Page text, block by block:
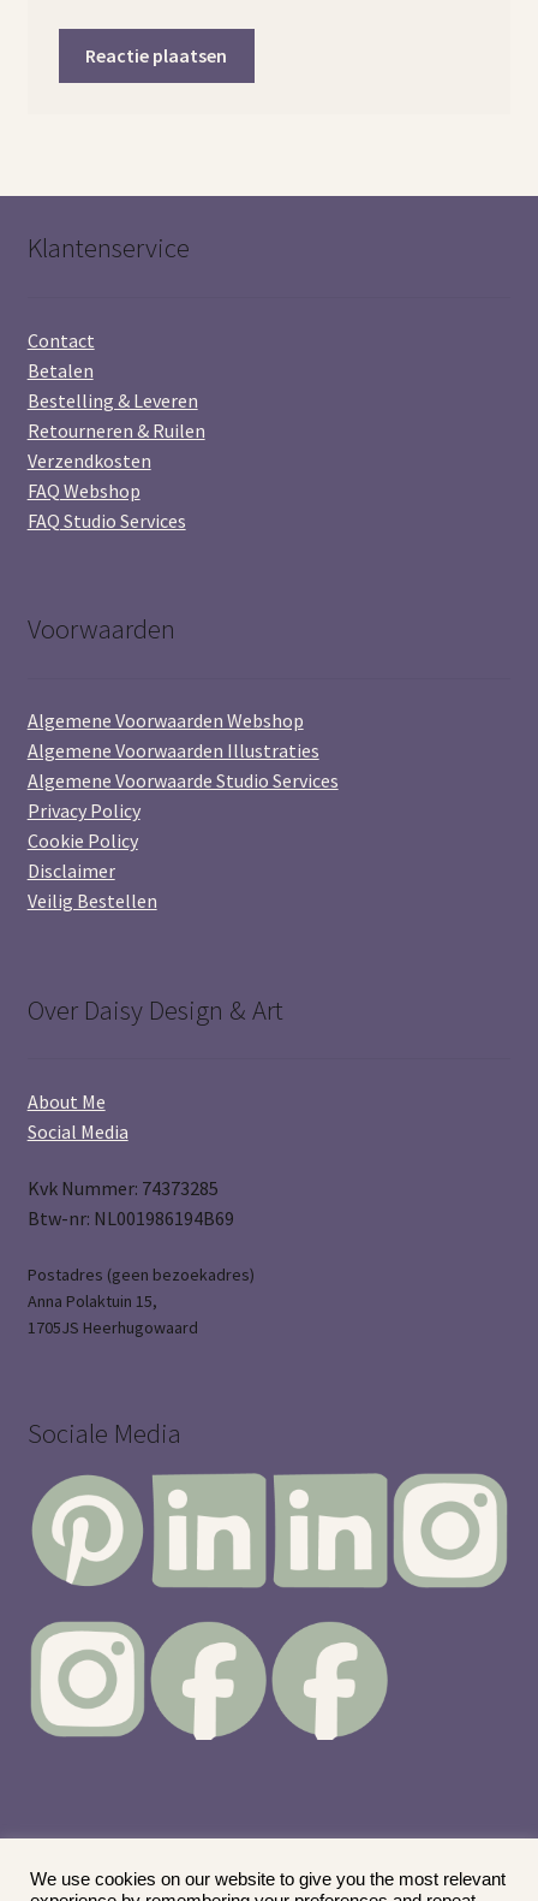
Klantenservice
Contact
Betalen
Bestelling & Leveren
Retourneren & Ruilen
Verzendkosten
FAQ Webshop
FAQ Studio Services
Voorwaarden
Algemene Voorwaarden Webshop
Algemene Voorwaarden Illustraties
Algemene Voorwaarde Studio Services
Privacy Policy
Cookie Policy
Disclaimer
Veilig Bestellen
Over Daisy Design & Art
About Me
Social Media
Kvk Nummer: 74373285
Btw-nr: NL001986194B69
Postadres (geen bezoekadres)
Anna Polaktuin 15,
1705JS Heerhugowaard
Sociale Media
We use cookies on our website to give you the most relevant